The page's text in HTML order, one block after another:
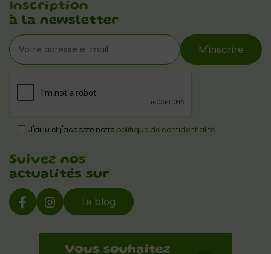
Inscription
à la newsletter
M'inscrire
J'ai lu et j'accepte notre politique de confidentialité
Suivez nos
actualités sur
Le blog